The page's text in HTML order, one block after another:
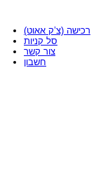
רכישה (צ’ק אאוט)
סל קניות
צור קשר
חשבון